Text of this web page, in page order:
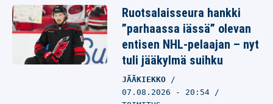
Ruotsalaisseura hankki
”parhaassa iässä” olevan
entisen NHL-pelaajan – nyt
tuli jääkylmä suihku
JÄÄKIEKKO
07.08.2026 - 20:54